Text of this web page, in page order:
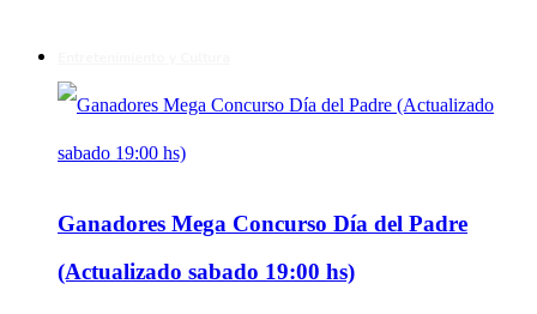
Ganadores Mega Concurso Día del Padre
(Actualizado sabado 19:00 hs)